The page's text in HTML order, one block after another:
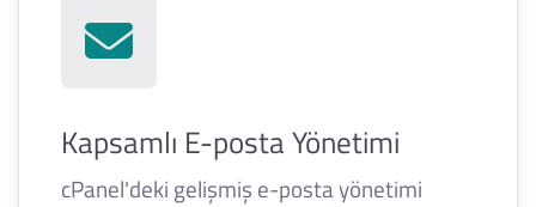
Kapsamlı E-posta Yönetimi
cPanel'deki gelişmiş e-posta yönetimi